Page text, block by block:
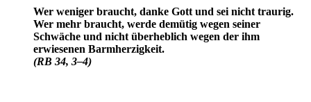
Wer weniger braucht, danke Gott und sei nicht traurig.
Wer mehr braucht, werde demütig wegen seiner
Schwäche und nicht über­heblich wegen der ihm
erwiesenen Barm­herzig­keit.
(RB 34, 3–4)